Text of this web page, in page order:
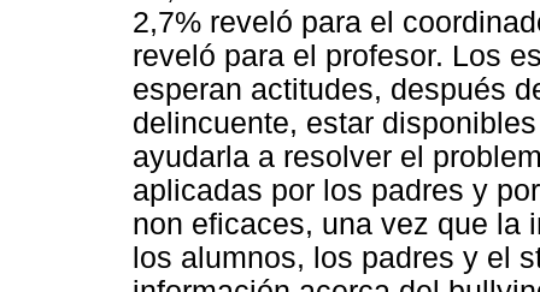
2,7% reveló para el
reveló para el profesor. Los
esperan actitudes, después
delincuente, estar
ayudarla a resolver el
aplicadas por los padres y
non eficaces, una vez que la
los alumnos, los padres y el